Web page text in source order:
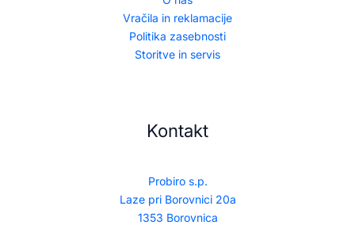
Vračila in reklamacije
Politika zasebnosti
Storitve in servis
Kontakt
Probiro s.p.
Laze pri Borovnici 20a
1353 Borovnica